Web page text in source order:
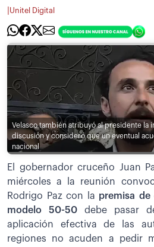
Unitel Digital
Velasco también atribuyó al presidente la
discusión y consideró que un eventual
nacional
El gobernador cruceño Juan
miércoles a la reunión
Rodrigo Paz con la premisa de
modelo 50-50 debe pasar
aplicación efectiva de las
regiones no acuden a pedir